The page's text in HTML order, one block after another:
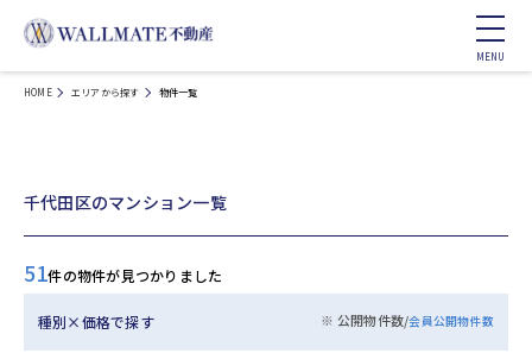
HOME エリアから探す 物件一覧
千代田区のマンション一覧
51件の物件が見つかりました
種別×価格で探す ※ 公開物件数/会員公開物件数